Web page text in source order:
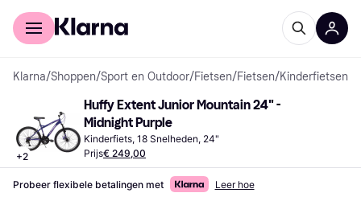
Voor shoppers
Klarna/Shoppen/Sport en Outdoor/Fietsen/Fietsen/Kinderfietsen
+2
Huffy Extent Junior Mountain 24" -
Midnight Purple
Kinderfiets, 18 Snelheden, 24"
Prijs€ 249,00
Probeer flexibele betalingen met Leer hoe